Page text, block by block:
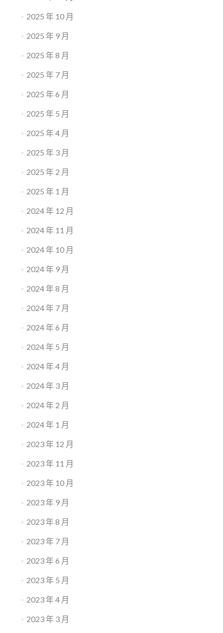
2025 年 10 月
2025 年 9 月
2025 年 8 月
2025 年 7 月
2025 年 6 月
2025 年 5 月
2025 年 4 月
2025 年 3 月
2025 年 2 月
2025 年 1 月
2024 年 12 月
2024 年 11 月
2024 年 10 月
2024 年 9 月
2024 年 8 月
2024 年 7 月
2024 年 6 月
2024 年 5 月
2024 年 4 月
2024 年 3 月
2024 年 2 月
2024 年 1 月
2023 年 12 月
2023 年 11 月
2023 年 10 月
2023 年 9 月
2023 年 8 月
2023 年 7 月
2023 年 6 月
2023 年 5 月
2023 年 4 月
2023 年 3 月